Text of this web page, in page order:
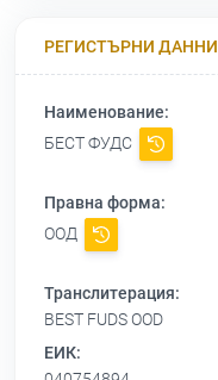
РЕГИСТЪРНИ ДАННИ
Наименование:
БЕСТ ФУДС
Правна форма:
ООД
Транслитерация:
BEST FUDS OOD
ЕИК: